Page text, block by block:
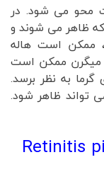
محو می شود. در
ظاهر می شوند و
ممکن است هاله
میگرن ممکن است
گرما به نظر برسد.
تواند ظاهر شود.
Retinitis